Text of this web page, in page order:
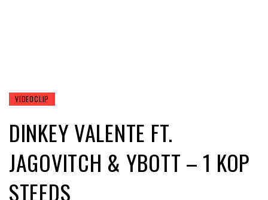
VIDEOCLIP
DINKEY VALENTE FT.
JAGOVITCH & YBOTT – 1 KOP
STEEDS